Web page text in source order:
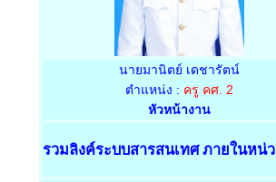
นายมานิตย์ เดชารัตน์
ตำแหน่ง : ครู คศ. 2
หัวหน้างาน
รวมลิงค์ระบบสารสนเทศ ภายในหน่